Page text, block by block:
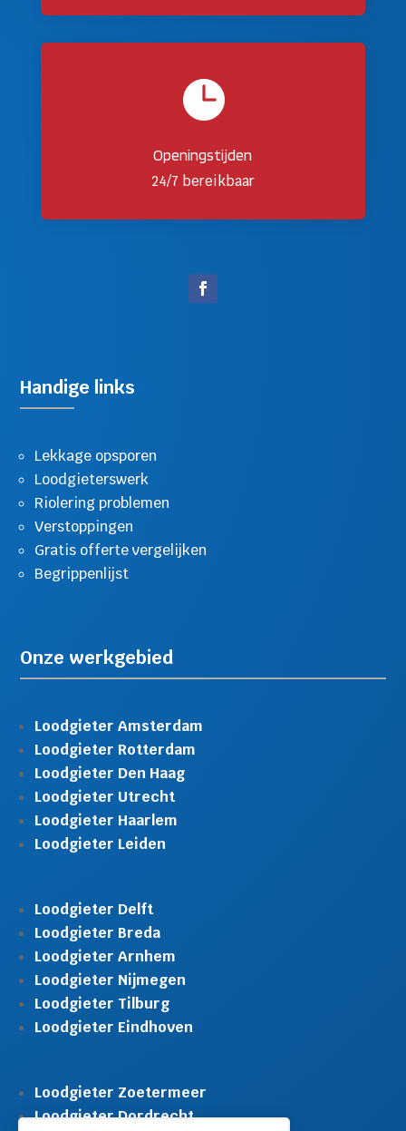

Openingstijden
24/7 bereikbaar
Handige links
Lekkage opsporen
Loodgieterswerk
Riolering problemen
Verstoppingen
Gratis offerte vergelijken
Begrippenlijst
Onze werkgebied
Loodgieter Amsterdam
Loodgieter Rotterdam
Loodgieter Den Haag
Loodgieter Utrecht
Loodgieter Haarlem
Loodgieter Leiden
Loodgieter Delft
Loodgieter Breda
Loodgieter Arnhem
Loodgieter Nijmegen
Loodgieter Tilburg
Loodgieter Eindhoven
Loodgieter Zoetermeer
Loodgieter Dordrecht